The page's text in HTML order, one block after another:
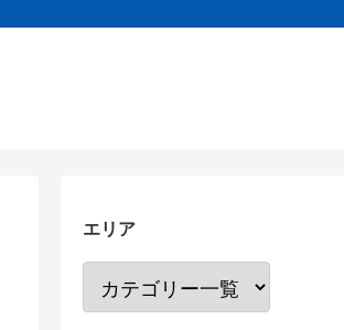
エリア